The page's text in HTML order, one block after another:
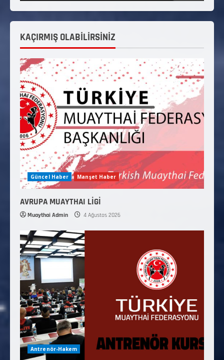
KAÇIRMIŞ OLABİLİRSİNİZ
Güncel Haber Manşet Haber
AVRUPA MUAYTHAI LİGİ
Muaythai Admin 4 Ağustos 2026
Antrenör-Hakem